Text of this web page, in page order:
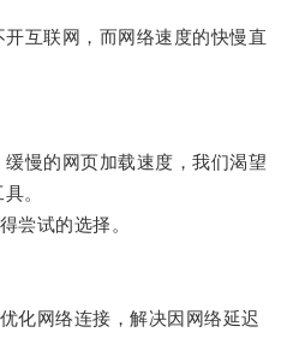
互联网，而网络速度的快慢直
慢的网页加载速度，我们渴望
。
试的选择。
网络连接，解决因网络延迟